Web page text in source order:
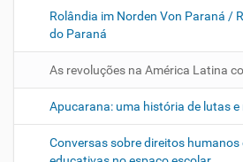
Rolândia im Norden Von Paraná /
do Paraná
As revoluções na América Latina
Apucarana: uma história de lutas e
Conversas sobre direitos humanos